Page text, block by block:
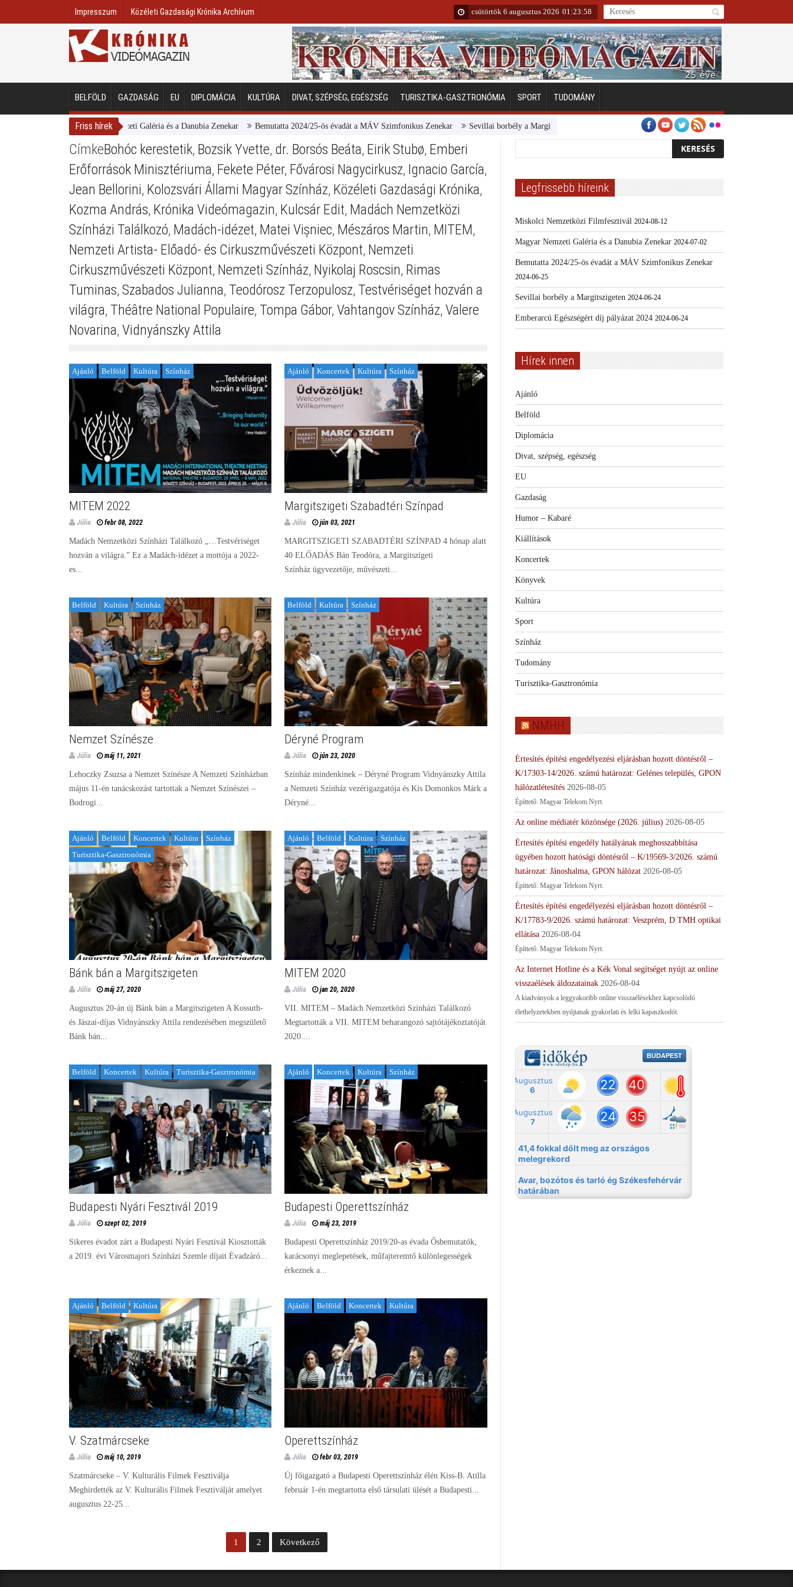
Impresszum Közéleti Gazdasági Krónika Archívum csütörtök 6 augusztus 2026 01:23:59
BELFÖLD GAZDASÁG EU DIPLOMÁCIA KULTÚRA DIVAT, SZÉPSÉG, EGÉSZSÉG TURISZTIKA-GASZTRONÓMIA SPORT TUDOMÁNY
Friss hírek
Magyar Nemzeti Galéria és a Danubia Zenekar Bemutatta 2024/25-ös évadát a MÁV Szimfonikus Zenekar Sevillai borbély a Margitszigeten Emberarcú Egészségért díj pályázat 2024 Kertész/Kópiák
CímkeBohóc kerestetik, Bozsik Yvette, dr. Borsós Beáta, Eirik Stubø, Emberi
Erőforrások Minisztériuma, Fekete Péter, Fővárosi Nagycirkusz, Ignacio García,
Jean Bellorini, Kolozsvári Állami Magyar Színház, Közéleti Gazdasági Krónika,
Kozma András, Krónika Videómagazin, Kulcsár Edit, Madách Nemzetközi
Színházi Találkozó, Madách-idézet, Matei Vișniec, Mészáros Martin, MITEM,
Nemzeti Artista- Előadó- és Cirkuszművészeti Központ, Nemzeti
Cirkuszművészeti Központ, Nemzeti Színház, Nyikolaj Roscsin, Rimas
Tuminas, Szabados Julianna, Teodórosz Terzopulosz, Testvériséget hozván a
világra, Théâtre National Populaire, Tompa Gábor, Vahtangov Színház, Valere
Novarina, Vidnyánszky Attila
Ajánló Belföld Kultúra Színház
MITEM 2022
Júlia febr 08, 2022
Madách Nemzetközi Színházi Találkozó „…Testvériséget
hozván a világra.” Ez a Madách-idézet a mottója a 2022-
es...
Ajánló Koncertek Kultúra Színház
Margitszigeti Szabadtéri Színpad
Júlia jún 03, 2021
MARGITSZIGETI SZABADTÉRI SZÍNPAD 4 hónap alatt
40 ELŐADÁS Bán Teodóra, a Margitszigeti
Színház ügyvezetője, művészeti...
Belföld Kultúra Színház
Nemzet Színésze
Júlia máj 11, 2021
Lehoczky Zsuzsa a Nemzet Színésze A Nemzeti Színházban
május 11-én tanácskozást tartottak a Nemzet Színészei –
Bodrogi...
Belföld Kultúra Színház
Déryné Program
Júlia jún 23, 2020
Színház mindenkinek – Déryné Program Vidnyánszky Attila
a Nemzeti Színház vezérigazgatója és Kis Domonkos Márk a
Déryné...
Ajánló Belföld Koncertek Kultúra
Színház
Turisztika-Gasztronómia
Bánk bán a Margitszigeten
Júlia máj 27, 2020
Augusztus 20-án új Bánk bán a Margitszigeten A Kossuth-
és Jászai-díjas Vidnyánszky Attila rendezésében megszülető
Bánk bán...
Ajánló Belföld Kultúra Színház
MITEM 2020
Júlia jan 20, 2020
VII. MITEM – Madách Nemzetközi Színházi Találkozó
Megtartották a VII. MITEM beharangozó sajtótájékoztatóját
2020....
Belföld Koncertek Kultúra Turisztika-Gasztronómia
Budapesti Nyári Fesztivál 2019
Júlia szept 02, 2019
Sikeres évadot zárt a Budapesti Nyári Fesztivál Kiosztották
a 2019. évi Városmajori Színházi Szemle díjait Évadzáró...
Ajánló Koncertek Kultúra Színház
Budapesti Operettszínház
Júlia máj 23, 2019
Budapesti Operettszínház 2019/20-as évada Ősbemutatók,
karácsonyi meglepetések, műfajteremtő különlegességek
érkeznek a...
Ajánló Belföld Kultúra
V. Szatmárcseke
Júlia máj 10, 2019
Szatmárcseke – V. Kulturális Filmek Fesztiválja
Meghirdették az V. Kulturális Filmek Fesztiválját amelyet
augusztus 22-25...
Ajánló Belföld Koncertek Kultúra
Operettszínház
Júlia febr 03, 2019
Új főigazgató a Budapesti Operettszínház élén Kiss-B. Atilla
február 1-én megtartotta első társulati ülését a Budapesti...
1 2 Következő
Legfrissebb híreink
Miskolci Nemzetközi Filmfesztivál 2024-08-12
Magyar Nemzeti Galéria és a Danubia Zenekar 2024-07-02
Bemutatta 2024/25-ös évadát a MÁV Szimfonikus Zenekar
2024-06-25
Sevillai borbély a Margitszigeten 2024-06-24
Emberarcú Egészségért díj pályázat 2024 2024-06-24
Hírek innen
Ajánló
Belföld
Diplomácia
Divat, szépség, egészség
EU
Gazdaság
Humor – Kabaré
Kiállítások
Koncertek
Könyvek
Kultúra
Sport
Színház
Tudomány
Turisztika-Gasztronómia
NMHH
Értesítés építési engedélyezési eljárásban hozott döntésről –
K/17303-14/2026. számú határozat: Gelénes település, GPON
hálózatlétesítés 2026-08-05
Építtető: Magyar Telekom Nyrt.
Az online médiatér közönsége (2026. július) 2026-08-05
Értesítés építési engedély hatályának meghosszabbítása
ügyében hozott hatósági döntésről – K/19569-3/2026. számú
határozat: Jánoshalma, GPON hálózat 2026-08-05
Építtető: Magyar Telekom Nyrt.
Értesítés építési engedélyezési eljárásban hozott döntésről –
K/17783-9/2026. számú határozat: Veszprém, D TMH optikai
ellátása 2026-08-04
Építtető: Magyar Telekom Nyrt.
Az Internet Hotline és a Kék Vonal segítséget nyújt az online
visszaélések áldozatainak 2026-08-04
A kiadványok a leggyakoribb online visszaélésekhez kapcsolódó
élethelyzetekben nyújtanak gyakorlati és lelki kapaszkodót.